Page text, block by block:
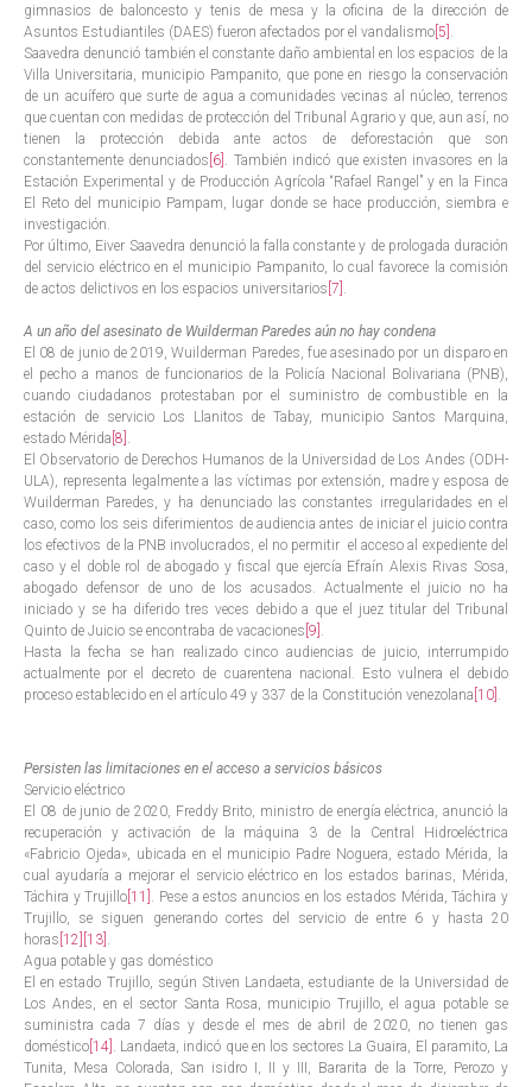
gimnasios de baloncesto y tenis de mesa y la oficina de la dirección de
Asuntos Estudiantiles (DAES) fueron afectados por el vandalismo [5] .
Saavedra denunció también el constante daño ambiental en los espacios de la
Villa Universitaria, municipio Pampanito, que pone en riesgo la conservación
de un acuífero que surte de agua a comunidades vecinas al núcleo, terrenos
que cuentan con medidas de protección del Tribunal Agrario y que, aun así, no
tienen la protección debida ante actos de deforestación que son
constantemente denunciados [6] . También indicó que existen invasores en la
Estación Experimental y de Producción Agrícola “Rafael Rangel” y en la Finca
El Reto del municipio Pampam, lugar donde se hace producción, siembra e
investigación.
Por último, Eiver Saavedra denunció la falla constante y de prologada duración
del servicio eléctrico en el municipio Pampanito, lo cual favorece la comisión
de actos delictivos en los espacios universitarios [7] .
A un año del asesinato de Wuilderman Paredes aún no hay condena
El 08 de junio de 2019, Wuilderman Paredes, fue asesinado por un disparo en
el pecho a manos de funcionarios de la Policía Nacional Bolivariana (PNB),
cuando ciudadanos protestaban por el suministro de combustible en la
estación de servicio Los Llanitos de Tabay, municipio Santos Marquina,
estado Mérida [8] .
El Observatorio de Derechos Humanos de la Universidad de Los Andes (ODH-
ULA), representa legalmente a las víctimas por extensión, madre y esposa de
Wuilderman Paredes, y ha denunciado las constantes irregularidades en el
caso, como los seis diferimientos de audiencia antes de iniciar el juicio contra
los efectivos de la PNB involucrados, el no permitir el acceso al expediente del
caso y el doble rol de abogado y fiscal que ejercía Efraín Alexis Rivas Sosa,
abogado defensor de uno de los acusados. Actualmente el juicio no ha
iniciado y se ha diferido tres veces debido a que el juez titular del Tribunal
Quinto de Juicio se encontraba de vacaciones [9] .
Hasta la fecha se han realizado cinco audiencias de juicio, interrumpido
actualmente por el decreto de cuarentena nacional. Esto vulnera el debido
proceso establecido en el artículo 49 y 337 de la Constitución venezolana [10] .
Persisten las limitaciones en el acceso a servicios básicos
Servicio eléctrico
El 08 de junio de 2020, Freddy Brito, ministro de energía eléctrica, anunció la
recuperación y activación de la máquina 3 de la Central Hidroeléctrica
«Fabricio Ojeda», ubicada en el municipio Padre Noguera, estado Mérida, la
cual ayudaría a mejorar el servicio eléctrico en los estados barinas, Mérida,
Táchira y Trujillo [11] . Pese a estos anuncios en los estados Mérida, Táchira y
Trujillo, se siguen generando cortes del servicio de entre 6 y hasta 20
horas [12] [13] .
Agua potable y gas doméstico
El en estado Trujillo, según Stiven Landaeta, estudiante de la Universidad de
Los Andes, en el sector Santa Rosa, municipio Trujillo, el agua potable se
suministra cada 7 días y desde el mes de abril de 2020, no tienen gas
doméstico [14] . Landaeta, indicó que en los sectores La Guaira, El paramito, La
Tunita, Mesa Colorada, San isidro I, II y III, Bararita de la Torre, Perozo y